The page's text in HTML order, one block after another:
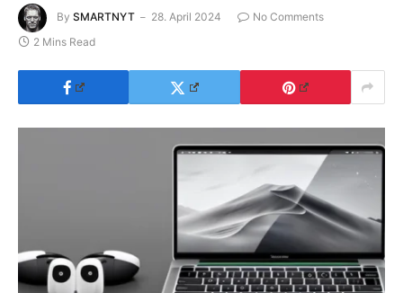
By SMARTNYT 28. April 2024
No Comments
2 Mins Read